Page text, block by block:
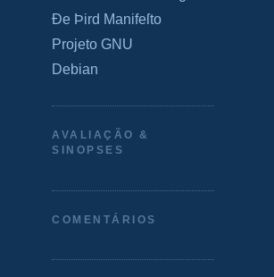
Ðe Þird Manifeſto
Projeto GNU
Debian
AVALIAÇÃO &
SINOPSES
COMENTÁRIOS